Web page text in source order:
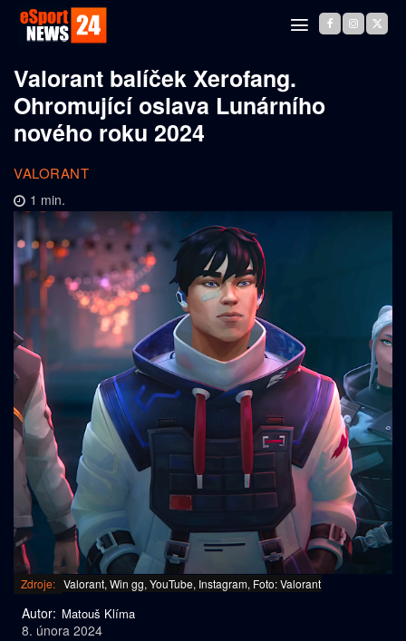
Valorant balíček Xerofang.
Ohromující oslava Lunárního
nového roku 2024
VALORANT
1 min.
Zdroje: Valorant, Win gg, YouTube, Instagram, Foto: Valorant
Autor: Matouš Klíma
8. února 2024